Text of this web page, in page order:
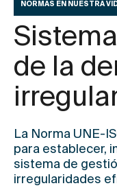
NORMAS EN NUESTRA
de la
La Norma UNE-
para establecer,
sistema de
irregularidades